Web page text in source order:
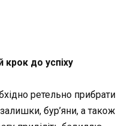
до успіху
ретельно прибрати
бур’яни, а також